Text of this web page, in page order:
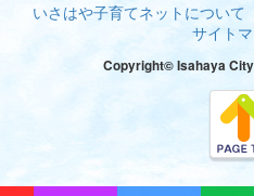
いさはや子育てネットについて
サイト
Copyright© Isahaya